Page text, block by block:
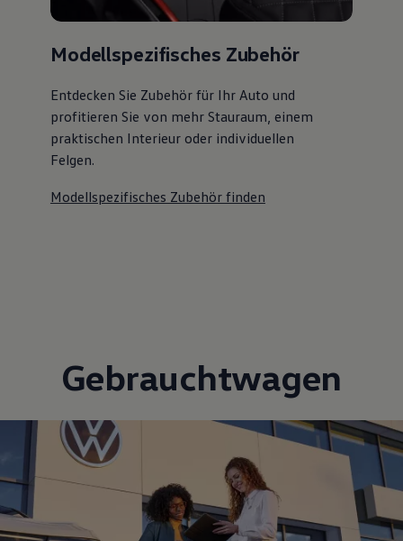
Modellspezifisches Zubehör
Entdecken Sie Zubehör für Ihr Auto und
profitieren Sie von mehr Stauraum, einem
praktischen Interieur oder individuellen
Felgen.
Modellspezifisches Zubehör finden
Gebrauchtwagen